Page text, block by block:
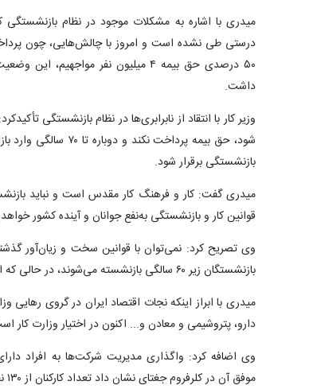
۵۰ درصدی حق بیمه ۴ میلیون نفر
داشت.
شود، حق بیمه پرداخت
بازنشستگی برقرار شود.
میدری گفت: کار و فرهنگ کار مقدس است و نباید
قوانین کار و بازنشستگی به‌نفع جوانان و آینده کشور
بازنشستگان زیر ۶۰ سالگی بازنشسته می‌شوند، در حالی که این امر به‌ضرر جوانان و آینده اقتصاد کشور است.
میدری با ابراز اینکه نجات اقتصاد ایران در گروی
دارو، پتروشیمی و معادن و... اکنون در اختیار وزارت کار
وی اضافه کرد: واگذاری مدیریت شرکت‌ها به افراد
موفق آن در کلرفروم جغتای نشان داد تعداد کارکنان از ۱۳۰ نفر به ۴۰۰ نفر افزایش یافت.